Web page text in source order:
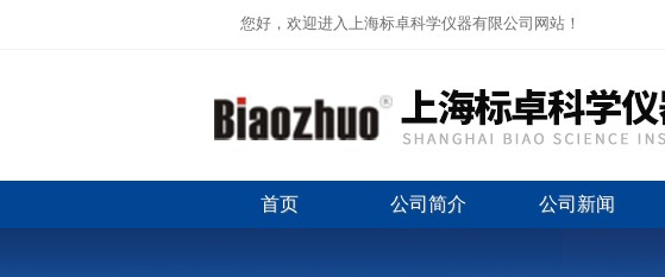
您好，欢迎进入上海标卓科学仪器有限公司网站！
首页 公司简介 公司新闻